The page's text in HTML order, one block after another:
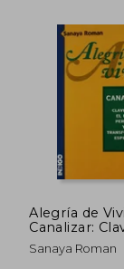
5%
dcto.
Alegría de
Canalizar:
el Poder
Sanaya Roman